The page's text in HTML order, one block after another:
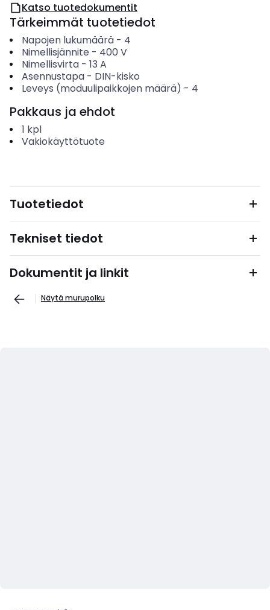
Katso tuotedokumentit
Tärkeimmät tuotetiedot
Napojen lukumäärä- 4
Nimellisjännite - 400 V
Nimellisvirta- 13 A
Asennustapa- DIN-kisko
Leveys (moduulipaikkojen määrä) - 4
Pakkaus ja ehdot
1 kpl
Vakiokäyttötuote
Tuotetiedot
Tekniset tiedot
Dokumentit ja linkit
Näytä murupolku